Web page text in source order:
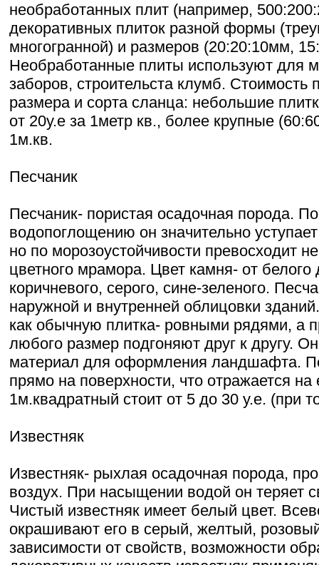
необработанных плит (например,
декоративных плиток разной формы
многогранной) и размеров (20:20:10мм,
Необработанные плиты используют для
заборов, строительста клумб. Стоимость
размера и сорта сланца: небольшие
от 20у.е за 1метр кв., более крупные
1м.кв.
Песчаник
Песчаник- пористая осадочная порода.
водопоглощению он значительно
но по морозоустойчивости превосходит
цветного мрамора. Цвет камня- от белого
коричневого, серого, сине-зеленого.
наружной и внутренней облицовки
как обычную плитка- ровными рядями, а
любого размер подгоняют друг к другу.
материал для оформления ландшафта.
прямо на поверхности, что отражается
1м.квадратный стоит от 5 до 30 у.е. (при
Известняк
Известняк- рыхлая осадочная порода,
воздух. При насыщении водой он теряет
Чистый известняк имеет белый цвет.
окрашивают его в серый, желтый,
зависимости от свойств, возможности